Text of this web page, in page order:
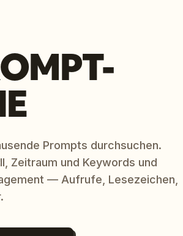
Prompts durchsuchen.
Zeitraum und Keywords und
— Aufrufe, Lesezeichen,